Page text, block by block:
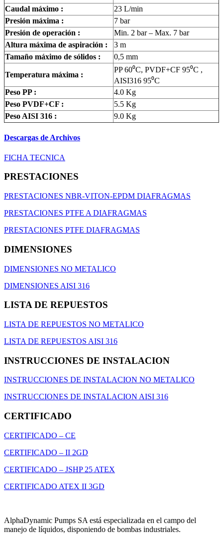
Caudal máximo :
23 L/min
Presión máxima :
7 bar
Presión de operación :
Min. 2 bar – Max. 7 bar
Altura máxima de aspiración :
3 m
Tamaño máximo de sólidos :
0,5 mm
Temperatura máxima :
PP 60⁰C, PVDF+CF 95⁰C ,
AISI316 95⁰C
Peso PP :
4.0 Kg
Peso PVDF+CF :
5.5 Kg
Peso AISI 316 :
9.0 Kg
Descargas de Archivos
FICHA TECNICA
PRESTACIONES
PRESTACIONES NBR-VITON-EPDM DIAFRAGMAS
PRESTACIONES PTFE A DIAFRAGMAS
PRESTACIONES PTFE DIAFRAGMAS
DIMENSIONES
DIMENSIONES NO METALICO
DIMENSIONES AISI 316
LISTA DE REPUESTOS
LISTA DE REPUESTOS NO METALICO
LISTA DE REPUESTOS AISI 316
INSTRUCCIONES DE INSTALACION
INSTRUCCIONES DE INSTALACION NO METALICO
INSTRUCCIONES DE INSTALACION AISI 316
CERTIFICADO
CERTIFICADO – CE
CERTIFICADO – II 2GD
CERTIFICADO – JSHP 25 ATEX
CERTIFICADO ATEX II 3GD
AlphaDynamic Pumps SA está especializada en el campo del
manejo de líquidos, disponiendo de bombas industriales.